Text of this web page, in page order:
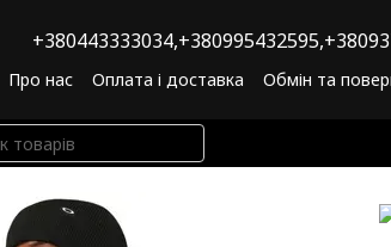
+380443333034,+380995432595,
Про нас Оплата і доставка Обмін та